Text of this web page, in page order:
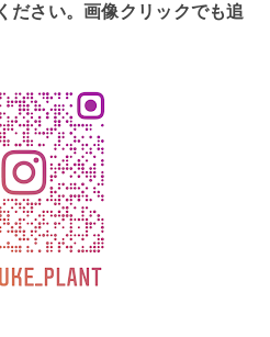
ださい。画像クリックでも追